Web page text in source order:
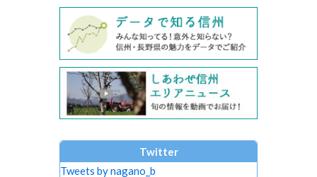
Twitter
Tweets by nagano_b